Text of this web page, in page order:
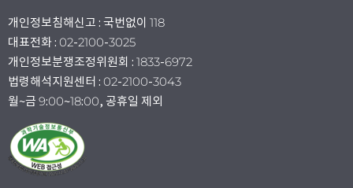
개인정보침해신고 : 국번없이 118
대표전화 : 02-2100-3025
개인정보분쟁조정위원회 : 1833-6972
법령해석지원센터 : 02-2100-3043
월~금 9:00~18:00, 공휴일 제외